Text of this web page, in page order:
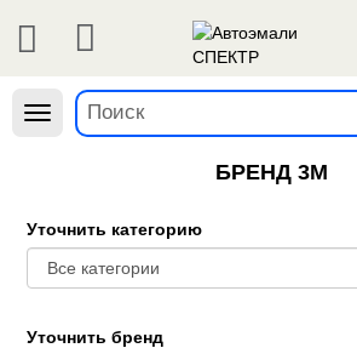
Навигация
БРЕНД 3М
Уточнить категорию
Уточнить бренд